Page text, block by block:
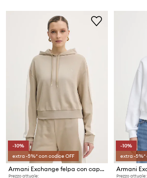
-10%
extra -5%* con codice OFF
Armani Exchange felpa con cappuccio da donna in cotone
Prezzo attuale:
-10%
extra -5%*
Prezzo attuale: